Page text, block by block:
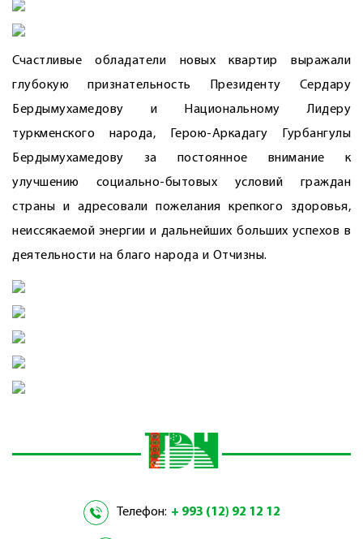
Счастливые обладатели новых квартир выражали
глубокую признательность Президенту Сердару
Бердымухамедову и Национальному Лидеру
туркменского народа, Герою-Аркадагу Гурбангулы
Бердымухамедову за постоянное внимание к
улучшению социально-бытовых условий граждан
страны и адресовали пожелания крепкого здоровья,
неиссякаемой энергии и дальнейших больших успехов в
деятельности на благо народа и Отчизны.
Телефон: + 993 (12) 92 12 12